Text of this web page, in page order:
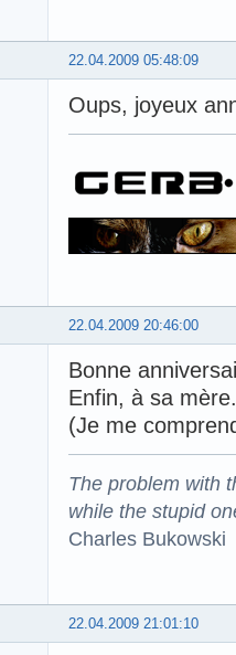
22.04.2009 05:48:09
Oups, joyeux
22.04.2009 20:46:00
Bonne
Enfin, à sa mère.
(Je me
The problem with
while the stupid
Charles Bukowski
22.04.2009 21:01:10